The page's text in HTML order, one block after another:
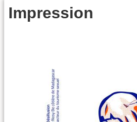
Impression